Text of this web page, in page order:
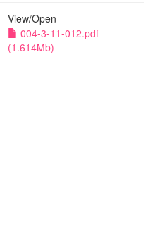
View/Open
004-3-11-012.pdf
(1.614Mb)